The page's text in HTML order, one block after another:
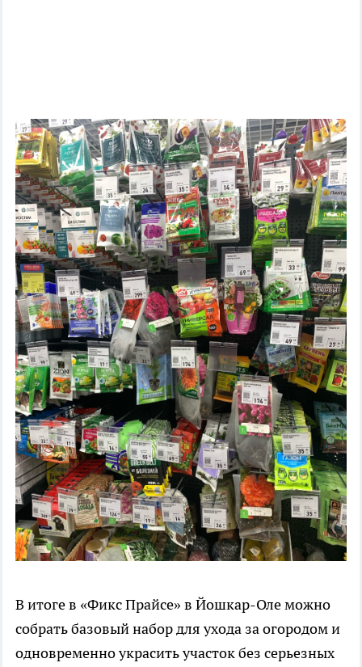
В итоге в «Фикс Прайсе» в Йошкар-Оле можно
собрать базовый набор для ухода за огородом и
одновременно украсить участок без серьезных